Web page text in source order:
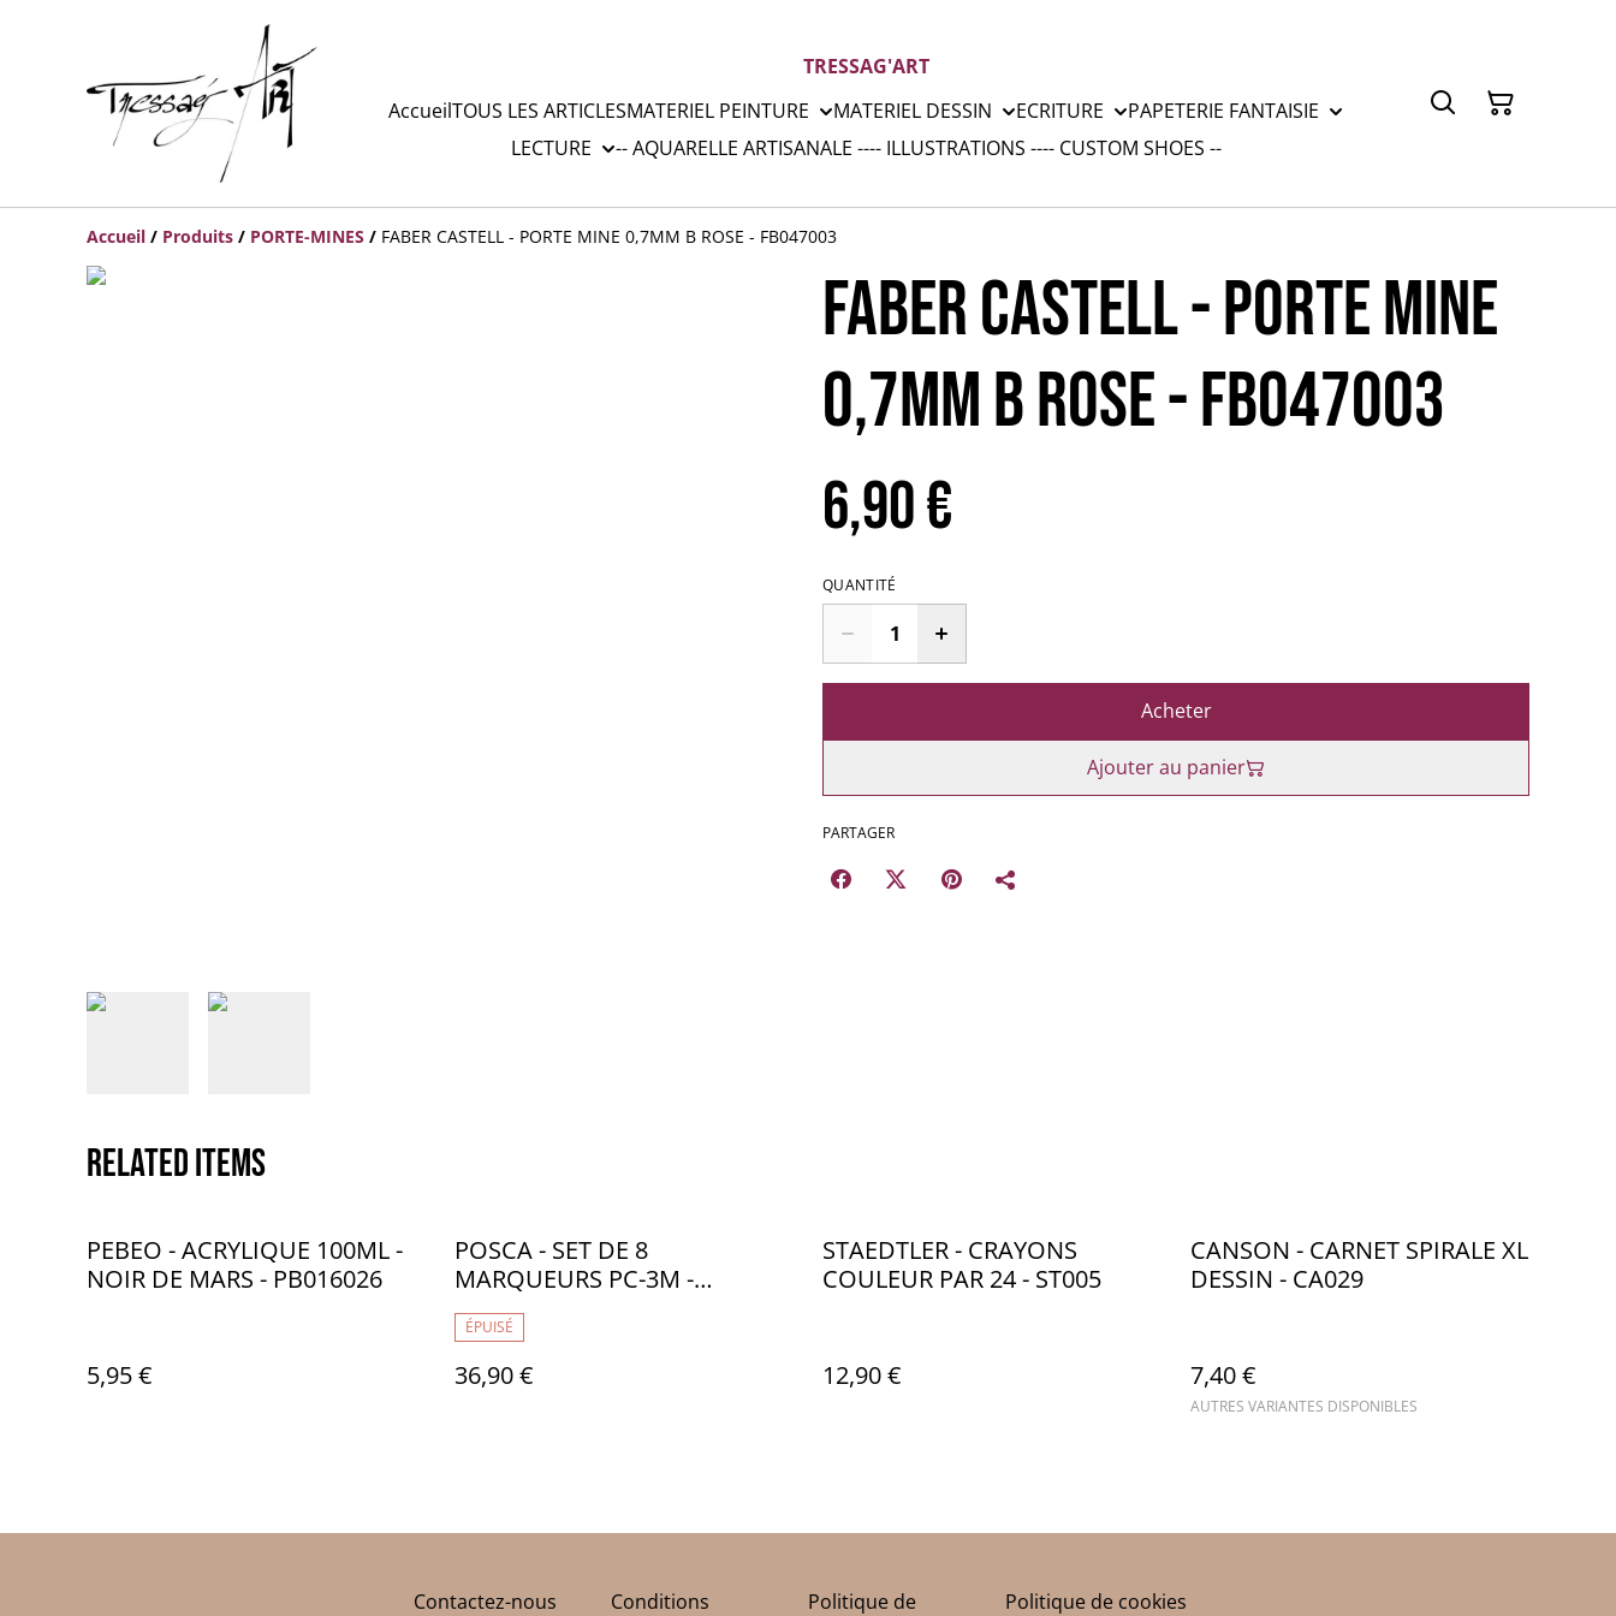
TRESSAG'ART
AccueilTOUS LES ARTICLESMATERIEL PEINTURE MATERIEL DESSIN ECRITURE
PAPETERIE FANTAISIE
LECTURE
-- AQUARELLE ARTISANALE ---- ILLUSTRATIONS ---- CUSTOM SHOES --
Accueil / Produits / PORTE-MINES / FABER CASTELL - PORTE MINE 0,7MM B ROSE - FB047003
FABER CASTELL - PORTE MINE
0,7MM B ROSE - FB047003
6,90 €
QUANTITÉ
Acheter
Ajouter au panier
PARTAGER
Related items
PEBEO - ACRYLIQUE 100ML -
NOIR DE MARS - PB016026
5,95 €
POSCA - SET DE 8
MARQUEURS PC-3M -
PC003800
ÉPUISÉ
36,90 €
STAEDTLER - CRAYONS
COULEUR PAR 24 - ST005
12,90 €
CANSON - CARNET SPIRALE XL
DESSIN - CA029
7,40 €
AUTRES VARIANTES DISPONIBLES
Contactez-nous Conditions
Politique de
Politique de cookies